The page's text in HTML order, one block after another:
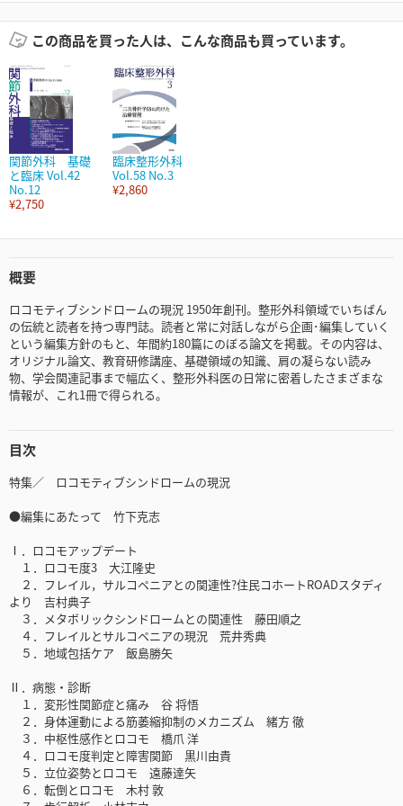
この商品を買った人は、こんな商品も買っています。
関節外科 基礎
と臨床 Vol.42
No.12
¥2,750
臨床整形外科
Vol.58 No.3
¥2,860
概要
ロコモティブシンドロームの現況 1950年創刊。整形外科領域でいちばん
の伝統と読者を持つ専門誌。読者と常に対話しながら企画･編集していく
という編集方針のもと、年間約180篇にのぼる論文を掲載。その内容は、
オリジナル論文、教育研修講座、基礎領域の知識、肩の凝らない読み
物、学会関連記事まで幅広く、整形外科医の日常に密着したさまざまな
情報が、これ1冊で得られる。
目次
特集／ ロコモティブシンドロームの現況
●編集にあたって 竹下克志
Ⅰ．ロコモアップデート
１．ロコモ度3 大江隆史
２．フレイル，サルコペニアとの関連性?住民コホートROADスタディ
より 吉村典子
３．メタボリックシンドロームとの関連性 藤田順之
４．フレイルとサルコペニアの現況 荒井秀典
５．地域包括ケア 飯島勝矢
Ⅱ．病態・診断
１．変形性関節症と痛み 谷 将悟
２．身体運動による筋萎縮抑制のメカニズム 緒方 徹
３．中枢性感作とロコモ 橋爪 洋
４．ロコモ度判定と障害関節 黒川由貴
５．立位姿勢とロコモ 遠藤達矢
６．転倒とロコモ 木村 敦